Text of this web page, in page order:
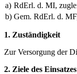
a) RdErl. d. MI,
b) Gem. RdErl. d.
1. Zuständigkeit
Zur Versorgung der
2. Ziele des